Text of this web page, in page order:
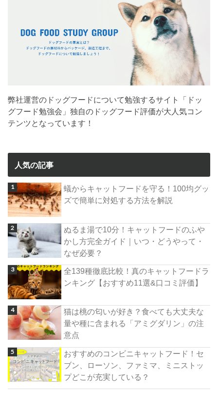
弊社運営のドッグフードについて勉強するサイト「ドッ
グフード勉強会」独自のドッグフード評価が大人気コン
テンツとなっています！
人気の記事
蟻からキャットフードを守る！100均グッ
ズで簡単に対処する方法を解説
ぬるま湯で10分！キャットフードのふや
かし方完全ガイド｜いつ・どうやって・
なぜ必要？
全139種徹底比較！真のキャットフードラ
ンキング【おすすめ11選&口コミ評価】
猫は桃の匂いが好き？食べても大丈夫な
量や種に含まれる「アミグダリン」の注
意点
おすすめのコンビニキャットフード！セ
ブン、ローソン、ファミマ、ミニストッ
プどこが充実している？